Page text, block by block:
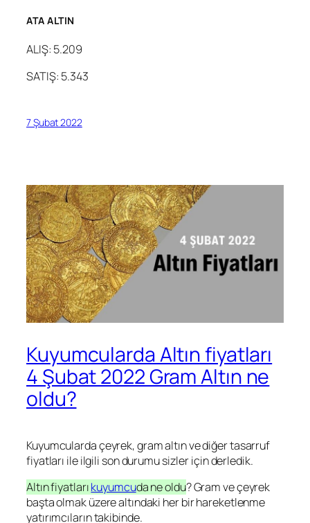
ATA ALTIN
ALIŞ: 5.209
SATIŞ: 5.343
7 Şubat 2022
Kuyumcularda Altın fiyatları
4 Şubat 2022 Gram Altın ne
oldu?
Kuyumcularda çeyrek, gram altın ve diğer tasarruf
fiyatları ile ilgili son durumu sizler için derledik.
Altın fiyatlarıkuyumcuda ne oldu? Gram ve çeyrek
başta olmak üzere altındaki her bir hareketlenme
yatırımcıların takibinde.